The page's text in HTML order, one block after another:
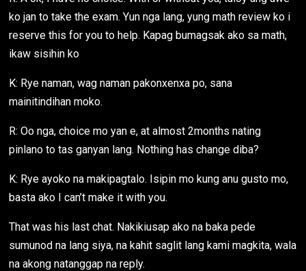
ko jan to take the exam. Yun nga lang, yung math review ko i
reserve this for you to help. Kapag bumagsak ako sa math,
ikaw sisihin ko
K: Rye naman, wag naman pakonxenxa po, sana
mainitindihan moko.
R: Oo nga, choice mo yan e, at almost 2months nating
pinlano to tas ganyan lang. Nothing has change diba?
K: Rye ayoko na makipagtalo. Isipin mo kung anu gusto mo,
basta ako I can’t make it with you.
That was his last chat. Nakikiusap ako na baka pede
sumunod na lang siya, na kahit saglit lang kami magkita, wala
na akong natanggap na reply.